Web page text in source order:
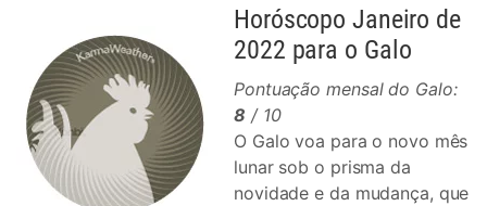
Horóscopo Janeiro de
2022 para o Galo
Pontuação mensal do Galo:
8 / 10
O Galo voa para o novo mês
lunar sob o prisma da
novidade e da mudança, que